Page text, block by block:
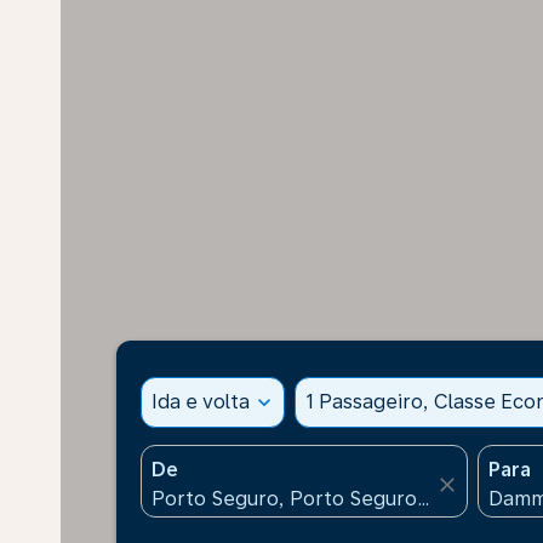
Ida e volta expand_more 1 Passageiro, Classe
De
close
Para